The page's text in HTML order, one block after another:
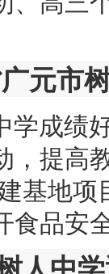
元市
学成绩
提高
基地
食品安